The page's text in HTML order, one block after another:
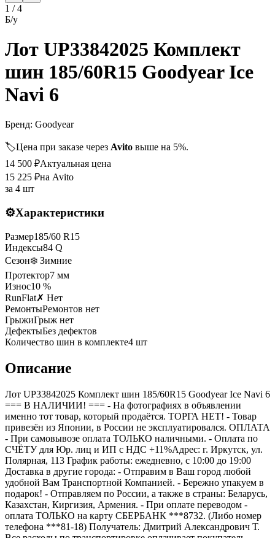
1 /4
Б/у
Лот UP33842025 Комплект
шин 185/60R15 Goodyear Ice
Navi 6
Бренд: Goodyear
🏷️Цена при заказе через Avito выше на 5%.
14 500 ₽Актуальная цена
15 225 ₽на Avito
за 4 шт
⚙️Характеристики
Размер185/60 R15
Индексы84 Q
Сезон❄️ Зимние
Протектор7 мм
Износ10 %
RunFlat✗ Нет
РемонтыРемонтов нет
ГрыжиГрыж нет
ДефектыБез дефектов
Количество шин в комплекте4 шт
Описание
Лот UP33842025 Комплект шин 185/60R15 Goodyear Ice Navi 6
=== B НАЛИЧИИ! === - На фотографиях в объявлении
именно тот товар, который продаётся. ТОРГА НЕТ! - Товар
привезён из Японии, в России не эксплуатировался. ОПЛАТА
- При самовывозе оплата ТОЛЬКО наличными. - Оплата по
СЧЁТУ для Юр. лиц и ИП с НДС +11%Адрес: г. Иркутск, ул.
Полярная, 113 График работы: ежедневно, с 10:00 до 19:00
Доставка в другие города: - Отправим в Ваш город любой
удобной Вам Транспортной Компанией. - Бережно упакуем в
подарок! - Отправляем по России, а также в страны: Беларусь,
Казахстан, Киргизия, Армения. - При оплате переводом -
оплата ТОЛЬКО на карту СБЕРБАНК ***8732. (Либо номер
телефона ***81-18) Получатель: Дмитрий Александрович Т.